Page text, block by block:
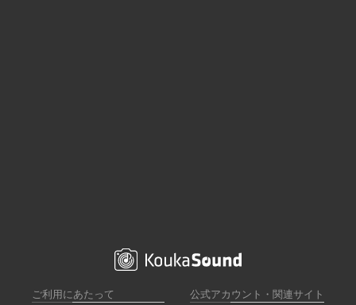
ご利用にあたって 公式アカウント・関連サイト